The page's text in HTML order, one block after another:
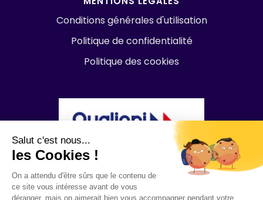
Salut c'est nous...
les Cookies !
On a attendu d'être sûrs que le contenu de
ce site vous intéresse avant de vous
déranger, mais on aimerait bien vous accompagner pendant votre
Conditions générales d'utilisation
Politique de confidentialité
Politique des cookies